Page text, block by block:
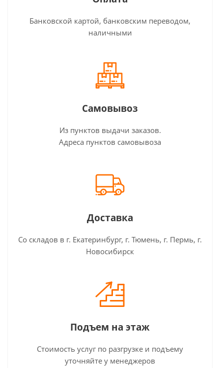
Банковской картой, банковским переводом,
наличными
Самовывоз
Из пунктов выдачи заказов.
Адреса пунктов самовывоза
Доставка
Со складов в г. Екатеринбург, г. Тюмень, г. Пермь, г.
Новосибирск
Подъем на этаж
Стоимость услуг по разгрузке и подъему
уточняйте у менеджеров